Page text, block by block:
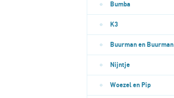
Bumba
K3
Buurman en Buurman
Nijntje
Woezel en Pip